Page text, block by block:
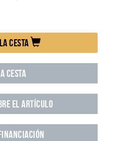
CESTA
CESTA
EL ARTÍCULO